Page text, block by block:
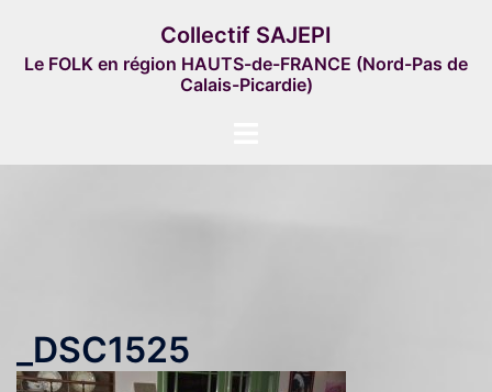
contenu
Collectif SAJEPI
Le FOLK en région HAUTS-de-FRANCE (Nord-Pas de
Calais-Picardie)
_DSC1525